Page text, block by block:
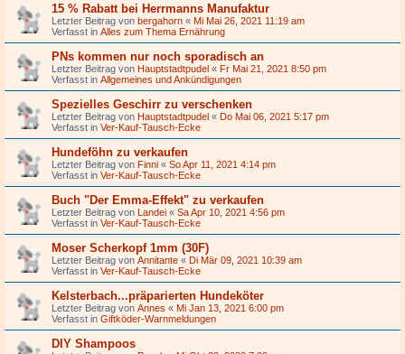
15 % Rabatt bei Herrmanns Manufaktur
Letzter Beitrag von bergahorn « Mi Mai 26, 2021 11:19 am
Verfasst in Alles zum Thema Ernährung
PNs kommen nur noch sporadisch an
Letzter Beitrag von Hauptstadtpudel « Fr Mai 21, 2021 8:50 pm
Verfasst in Allgemeines und Ankündigungen
Spezielles Geschirr zu verschenken
Letzter Beitrag von Hauptstadtpudel « Do Mai 06, 2021 5:17 pm
Verfasst in Ver-Kauf-Tausch-Ecke
Hundeföhn zu verkaufen
Letzter Beitrag von Finni « So Apr 11, 2021 4:14 pm
Verfasst in Ver-Kauf-Tausch-Ecke
Buch "Der Emma-Effekt" zu verkaufen
Letzter Beitrag von Landei « Sa Apr 10, 2021 4:56 pm
Verfasst in Ver-Kauf-Tausch-Ecke
Moser Scherkopf 1mm (30F)
Letzter Beitrag von Annitante « Di Mär 09, 2021 10:39 am
Verfasst in Ver-Kauf-Tausch-Ecke
Kelsterbach...präparierten Hundeköter
Letzter Beitrag von Annes « Mi Jan 13, 2021 6:00 pm
Verfasst in Giftköder-Warnmeldungen
DIY Shampoos